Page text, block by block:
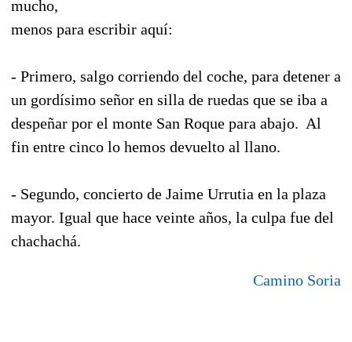
mucho,
menos para escribir aquí:
- Primero, salgo corriendo del coche, para detener a
un gordísimo señor en silla de ruedas que se iba a
despeñar por el monte San Roque para abajo. Al
fin entre cinco lo hemos devuelto al llano.
- Segundo, concierto de Jaime Urrutia en la plaza
mayor. Igual que hace veinte años, la culpa fue del
chachachá.
Camino Soria